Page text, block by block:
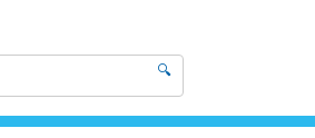
🔍